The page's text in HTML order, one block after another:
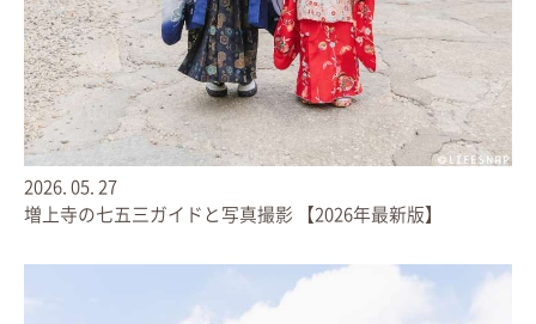
2026. 05. 27
増上寺の七五三ガイドと写真撮影 【2026年最新版】